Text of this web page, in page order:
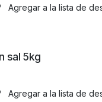
Agregar a la lista de
sal 5kg
Agregar a la lista de